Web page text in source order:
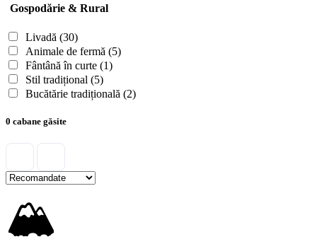
Gospodărie & Rural
Livadă (30)
Animale de fermă (5)
Fântână în curte (1)
Stil tradițional (5)
Bucătărie tradițională (2)
0 cabane găsite
🏔